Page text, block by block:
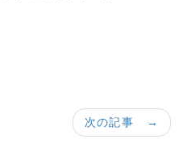
次の記事 →